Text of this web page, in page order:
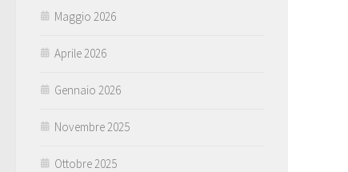
Maggio 2026
Aprile 2026
Gennaio 2026
Novembre 2025
Ottobre 2025